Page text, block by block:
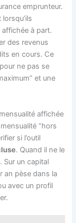
emprunteur.
à part.
des revenus
en cours. Ce
ne pas se
et une
affichée
“hors
si l’outil
. Quand il ne le
Sur un capital
an pèse dans la
avec un profil